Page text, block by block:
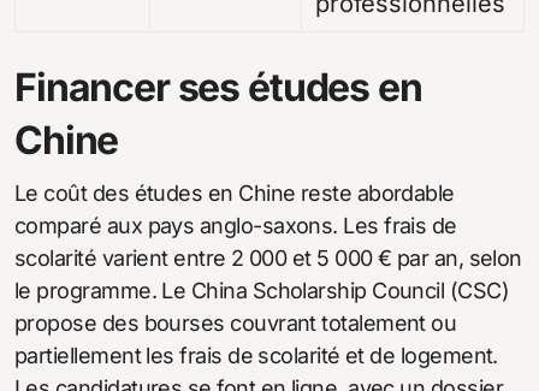
Financer ses études en
Chine
Le coût des études en Chine reste abordable
comparé aux pays anglo-saxons. Les frais de
scolarité varient entre 2 000 et 5 000 € par an, selon
le programme. Le China Scholarship Council (CSC)
propose des bourses couvrant totalement ou
partiellement les frais de scolarité et de logement.